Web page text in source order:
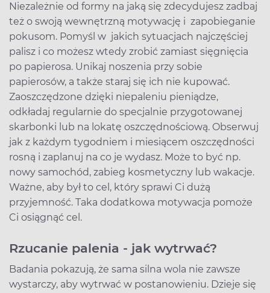
Niezależnie od formy na jaką się zdecydujesz zadbaj
też o swoją wewnętrzną motywację i zapobieganie
pokusom. Pomyśl w jakich sytuacjach najczęściej
palisz i co możesz wtedy zrobić zamiast sięgnięcia
po papierosa. Unikaj noszenia przy sobie
papierosów, a także staraj się ich nie kupować.
Zaoszczędzone dzięki niepaleniu pieniądze,
odkładaj regularnie do specjalnie przygotowanej
skarbonki lub na lokatę oszczędnościową. Obserwuj
jak z każdym tygodniem i miesiącem oszczędności
rosną i zaplanuj na co je wydasz. Może to być np.
nowy samochód, zabieg kosmetyczny lub wakacje.
Ważne, aby był to cel, który sprawi Ci dużą
przyjemność. Taka dodatkowa motywacja pomoże
Ci osiągnąć cel.
Rzucanie palenia - jak wytrwać?
Badania pokazują, że sama silna wola nie zawsze
wystarczy, aby wytrwać w postanowieniu. Dzieje się